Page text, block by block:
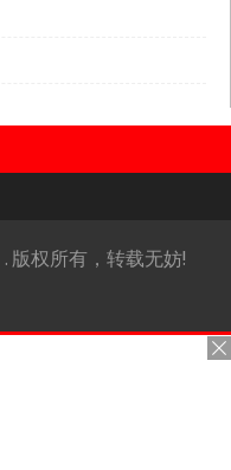
. 版权所有，转载无妨!